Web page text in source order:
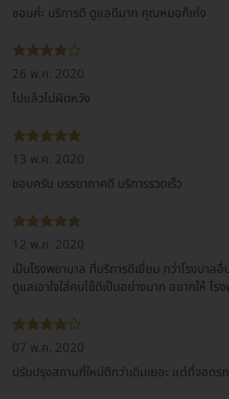
ชอบค่ะ บริการดี ดูแลดีมาก คุณหมอก็เก่ง
26 พ.ค. 2020
ไปแล้วไม่ผิดหวัง
13 พ.ค. 2020
ชอบครับ บรรยากาศดี บริการรวดเร็ว
12 พ.ค. 2020
เป็นโรงพยาบาล ที่บริการดีเยี่ยม กว่าโรงบาล
ดูแลเอาใจใส่คนไข้ดีเป็นอย่างมาก อยากให้ โ
07 พ.ค. 2020
ปรับปรุงสถานที่ใหม่ดีกว่าเดิมเยอะ แต่ที่จอด